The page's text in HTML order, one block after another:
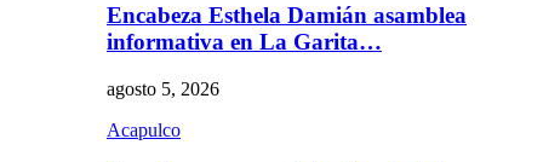
Encabeza Esthela Damián asamblea
informativa en La Garita…
agosto 5, 2026
Acapulco